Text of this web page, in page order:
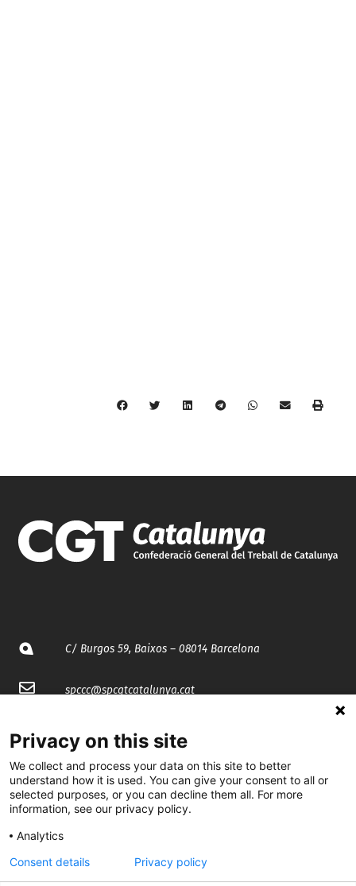
C/ Burgos 59, Baixos – 08014 Barcelona
spccc@spcgtcatalunya.cat
@CGTCatalunya
cgtcatalunya
CGTCatalunya
cgtcatalunya
Privacy on this site
We collect and process your data on this site to better
understand how it is used. You can give your consent to all or
selected purposes, or you can decline them all. For more
information, see our privacy policy.
Analytics
Consent details
Privacy policy